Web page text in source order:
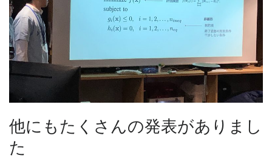
他にもたくさんの発表がありまし
た